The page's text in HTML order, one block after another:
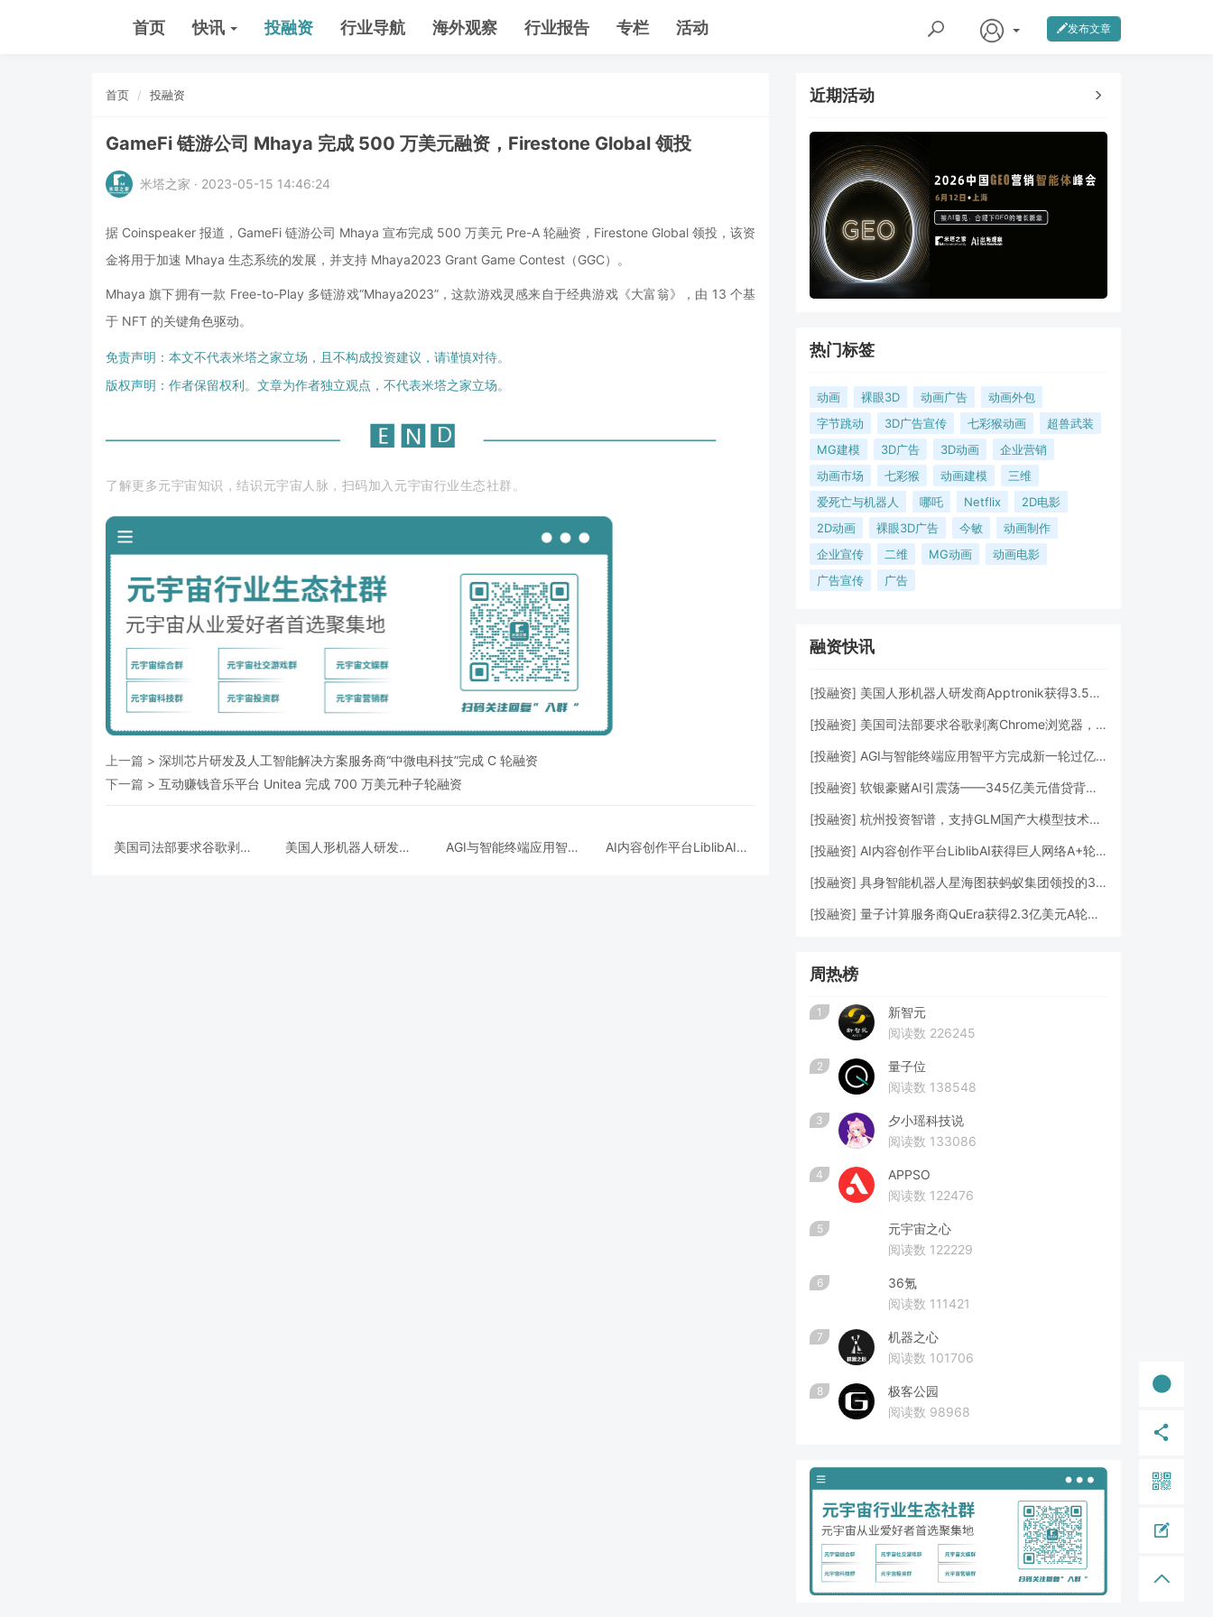
首页 快讯 投融资 行业导航 海外观察 行业报告 专栏 活动 发布文章
首页 投融资
GameFi 链游公司 Mhaya 完成 500 万美元融资，Firestone Global 领投
米塔之家 · 2023-05-15 14:46:24
据 Coinspeaker 报道，GameFi 链游公司 Mhaya 宣布完成 500 万美元 Pre-A 轮融资，Firestone Global 领投，该资
金将用于加速 Mhaya 生态系统的发展，并支持 Mhaya2023 Grant Game Contest（GGC）。
Mhaya 旗下拥有一款 Free-to-Play 多链游戏“Mhaya2023”，这款游戏灵感来自于经典游戏《大富翁》，由 13 个基
于 NFT 的关键角色驱动。
免责声明：本文不代表米塔之家立场，且不构成投资建议，请谨慎对待。
版权声明：作者保留权利。文章为作者独立观点，不代表米塔之家立场。
了解更多元宇宙知识，结识元宇宙人脉，扫码加入元宇宙行业生态社群。
上一篇 > 深圳芯片研发及人工智能解决方案服务商“中微电科技”完成 C 轮融资
下一篇 > 互动赚钱音乐平台 Unitea 完成 700 万美元种子轮融资
美国司法部要求谷歌剥离
美国人形机器人研发商
AGI与智能终端应用智平
AI内容创作平台LiblibAI获
近期活动
热门标签
动画 裸眼3D 动画广告
动画外包
字节跳动
3D广告宣传 七彩猴动画
超兽武装
MG建模
3D广告 3D动画
企业营销
动画市场
七彩猴 动画建模
三维
爱死亡与机器人
哪吒 Netflix
2D电影
2D动画
裸眼3D广告 今敏
动画制作
企业宣传
二维 MG动画
动画电影
广告宣传
广告
融资快讯
[投融资] 美国人形机器人研发商Apptronik获得3.5亿美元A轮融资
[投融资] 美国司法部要求谷歌剥离Chrome浏览器，但允许其进行AI投资
[投融资] AGI与智能终端应用智平方完成新一轮过亿元Pre-A+轮融资
[投融资] 软银豪赌AI引震荡——345亿美元借贷背后的“生死赌局”
[投融资] 杭州投资智谱，支持GLM国产大模型技术发展
[投融资] AI内容创作平台LiblibAI获得巨人网络A+轮数亿元融资
[投融资] 具身智能机器人星海图获蚂蚁集团领投的3亿元A轮融资
[投融资] 量子计算服务商QuEra获得2.3亿美元A轮融资
周热榜
1
新智元
阅读数 226245
2
量子位
阅读数 138548
3
夕小瑶科技说
阅读数 133086
4
APPSO
阅读数 122476
5
元宇宙之心
阅读数 122229
6
36氪
阅读数 111421
7
机器之心
阅读数 101706
8
极客公园
阅读数 98968